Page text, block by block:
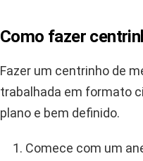
Como fazer
Fazer um centrinho de
trabalhada em formato
plano e bem definido.
Comece com um